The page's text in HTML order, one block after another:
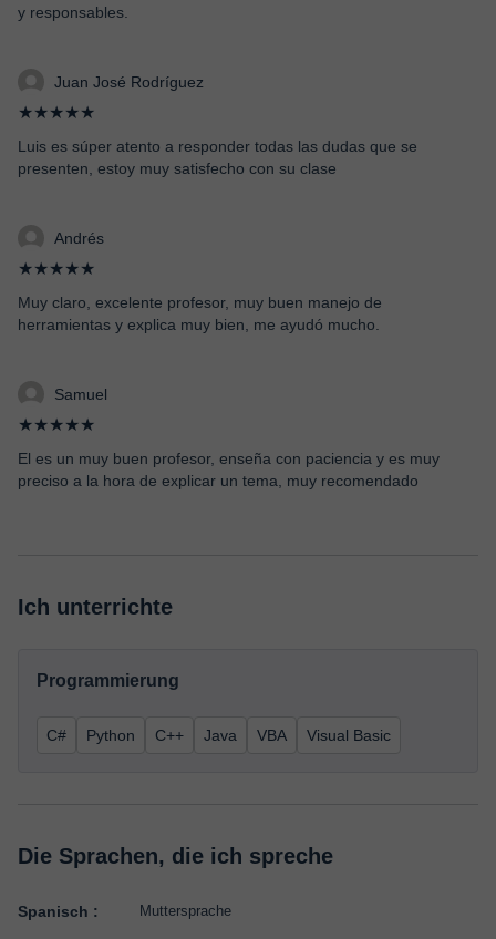
y responsables.
Juan José Rodríguez
★★★★★
Luis es súper atento a responder todas las dudas que se
presenten, estoy muy satisfecho con su clase
Andrés
★★★★★
Muy claro, excelente profesor, muy buen manejo de
herramientas y explica muy bien, me ayudó mucho.
Samuel
★★★★★
El es un muy buen profesor, enseña con paciencia y es muy
preciso a la hora de explicar un tema, muy recomendado
Ich unterrichte
Programmierung
C# Python C++ Java VBA Visual Basic
Die Sprachen, die ich spreche
Spanisch : Muttersprache